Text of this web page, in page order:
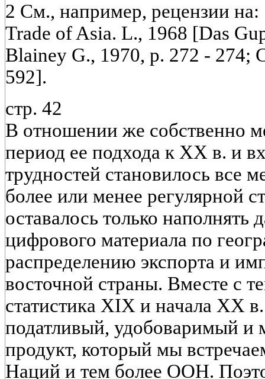
2 См., например, рецензии
Trade of Asia. L., 1968 [Das
Blainey G., 1970, p. 272 - 274;
592].
стр. 42
В отношении же собственно
период ее подхода к XX в. и
трудностей становилось все
более или менее регулярной
оставалось только
цифрового материала по
распределению экспорта и
восточной страны. Вместе с
статистика XIX и начала XX
податливый, удобоваримый и
продукт, который мы
Наций и тем более ООН.